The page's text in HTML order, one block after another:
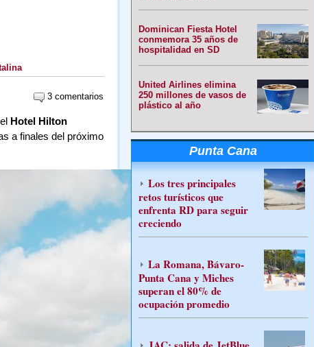
3 comentarios
Hotel Hilton
a finales del próximo
Dominican Fiesta Hotel
conmemora 35 años de
hospitalidad en SD
United Airlines elimina
250 millones de vasos de
plástico al año
Punta Cana
Los tres principales
retos turísticos que
enfrenta RD para seguir
creciendo
La Romana, Bávaro-
Punta Cana y Miches
superan el 80% de
ocupación promedio